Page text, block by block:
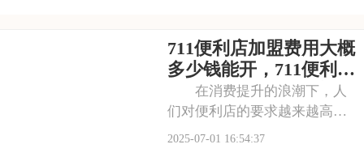
鼻而来，让人垂涎欲滴。每一
款汉堡都选用上等的食材，搭
配新鲜的蔬菜和秘制
711便利店加盟费用大概
多少钱能开，711便利店
有什么加盟条件要求吗
在消费提升的浪潮下，人
们对便利店的要求越来越高，
不仅追求商品的丰富性，更注
2025-07-01 16:54:37